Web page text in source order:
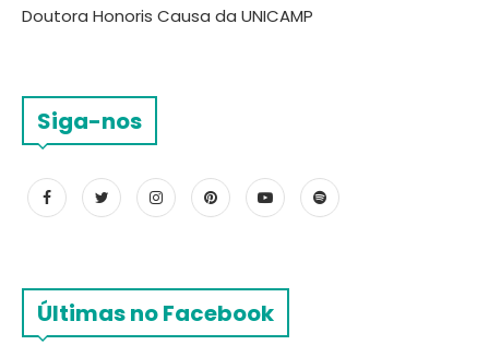
Doutora Honoris Causa da UNICAMP
Siga-nos
Últimas no Facebook